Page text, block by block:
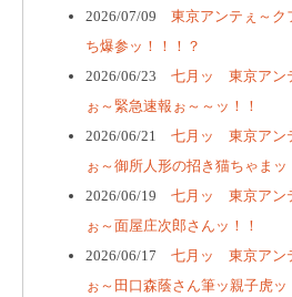
2026/07/09 東京アンテぇ～
ち爆参ッ！！！？
2026/06/23 七月ッ 東京アン
ぉ～緊急速報ぉ～～ッ！！
2026/06/21
七月ッ 東京アン
ぉ～御所人形の招き猫ちゃまッ
2026/06/19 七月ッ 東京アン
ぉ～面屋庄次郎さんッ！！
2026/06/17 七月ッ 東京アン
ぉ～田口森蔭さん筆ッ親子虎ッ